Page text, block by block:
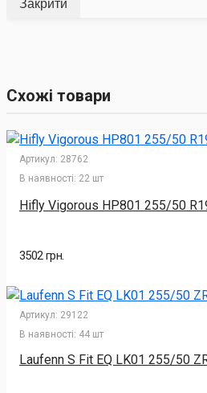
Закрити
Схожі товари
Артикул: 28762
В наявності: 22 шт
Hifly Vigorous HP801 255/50
3502 грн.
Артикул: 29122
В наявності: 44 шт
Laufenn S Fit EQ LK01 255/50